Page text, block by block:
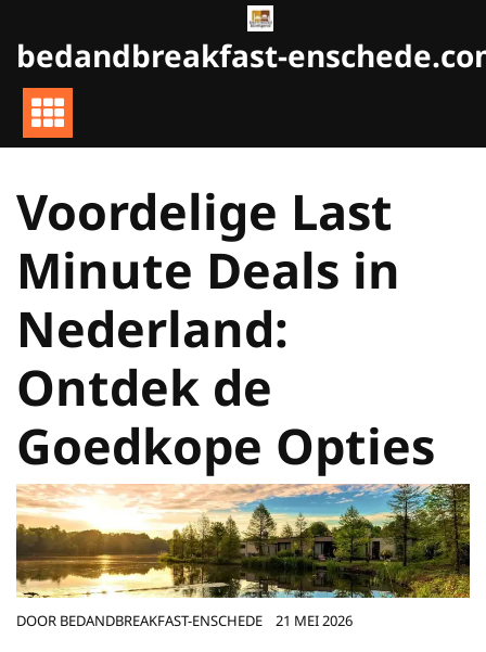
de
inhoud
gaan
bedandbreakfast-
Voordelige Last
Minute Deals in
Nederland:
Ontdek de
Goedkope Opties
DOOR BEDANDBREAKFAST-ENSCHEDE 21 MEI 2026